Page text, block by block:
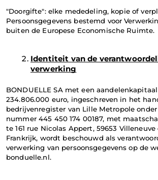
"Doorgifte": elke mededeling, kopie of
Persoonsgegevens bestemd voor
buiten de Europese Economische Ruimte.
Identiteit van de
verwerking
BONDUELLE SA met een
234.806.000 euro, ingeschreven in het
bedrijvenregister van Lille Metropole onder
nummer 445 450 174 00187, met
te 161 rue Nicolas Appert, 59653 Villeneuve
Frankrijk, wordt beschouwd als
verwerking van persoonsgegevens op de
bonduelle.nl.